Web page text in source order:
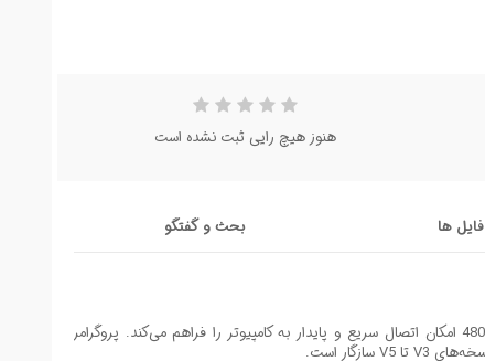
هنوز هیچ رایی ثبت نشده است
فایل ها بحث و گفتگو
پروگرامر و امولاتور XDS100V2 با پورت USB2.0 ابزار حرفه‌ ای برای دیباگ و شبیه‌ سازی پردازنده‌ های TI و ARM است. رابط 14PIN JTAG و سرعت 480M/s امکان اتصال سریع و پایدار به کامپیوتر را فراهم می‌کند. پروگرامر